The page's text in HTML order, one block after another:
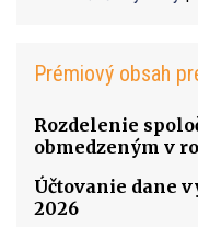
Prémiový obsah
Rozdelenie
obmedzeným v
Účtovanie dane
2026